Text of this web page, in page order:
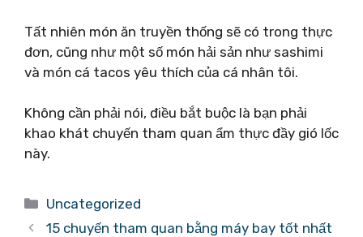
Tất nhiên món ăn truyền thống sẽ có trong thực
đơn, cũng như một số món hải sản như sashimi
và món cá tacos yêu thích của cá nhân tôi.
Không cần phải nói, điều bắt buộc là bạn phải
khao khát chuyến tham quan ẩm thực đầy gió lốc
này.
Danh
mục
Uncategorized
15 chuyến tham quan bằng máy bay tốt nhất